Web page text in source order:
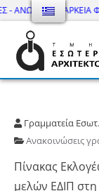
ΑΝΩΤΑΤΗ ΔΙΑΡΚΕΙΑ
Τμήμα Εσωτ.
Γραμματεία Εσωτ.
Ανακοινώσεις
Πίνακας
μελών ΕΔΙΠ